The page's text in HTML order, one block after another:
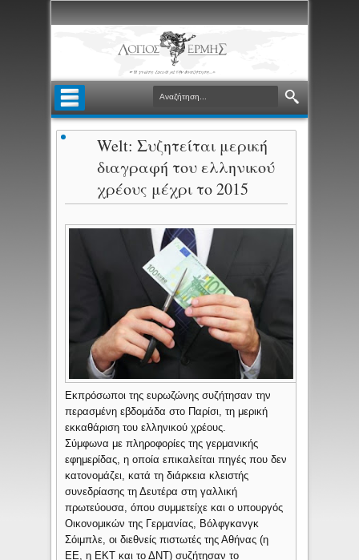
Welt: Συζητείται μερική
διαγραφή του ελληνικού
χρέους μέχρι το 2015
Εκπρόσωποι της ευρωζώνης συζήτησαν την
περασμένη εβδομάδα στο Παρίσι, τη μερική
εκκαθάριση του ελληνικού χρέους.
Σύμφωνα με πληροφορίες της γερμανικής
εφημερίδας, η οποία επικαλείται πηγές που δεν
κατονομάζει, κατά τη διάρκεια κλειστής
συνεδρίασης τη Δευτέρα στη γαλλική
πρωτεύουσα, όπου συμμετείχε και ο υπουργός
Οικονομικών της Γερμανίας, Βόλφγκανγκ
Σόιμπλε, οι διεθνείς πιστωτές της Αθήνας (η
ΕΕ, η ΕΚΤ και το ΔΝΤ) συζήτησαν το